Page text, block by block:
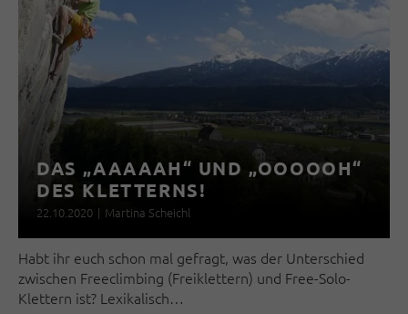
DAS „AAAAAH“ UND „OOOOOH“
DES KLETTERNS!
22.10.2020 | Martina Scheichl
Habt ihr euch schon mal gefragt, was der Unterschied
zwischen Freeclimbing (Freiklettern) und Free-Solo-
Klettern ist? Lexikalisch…